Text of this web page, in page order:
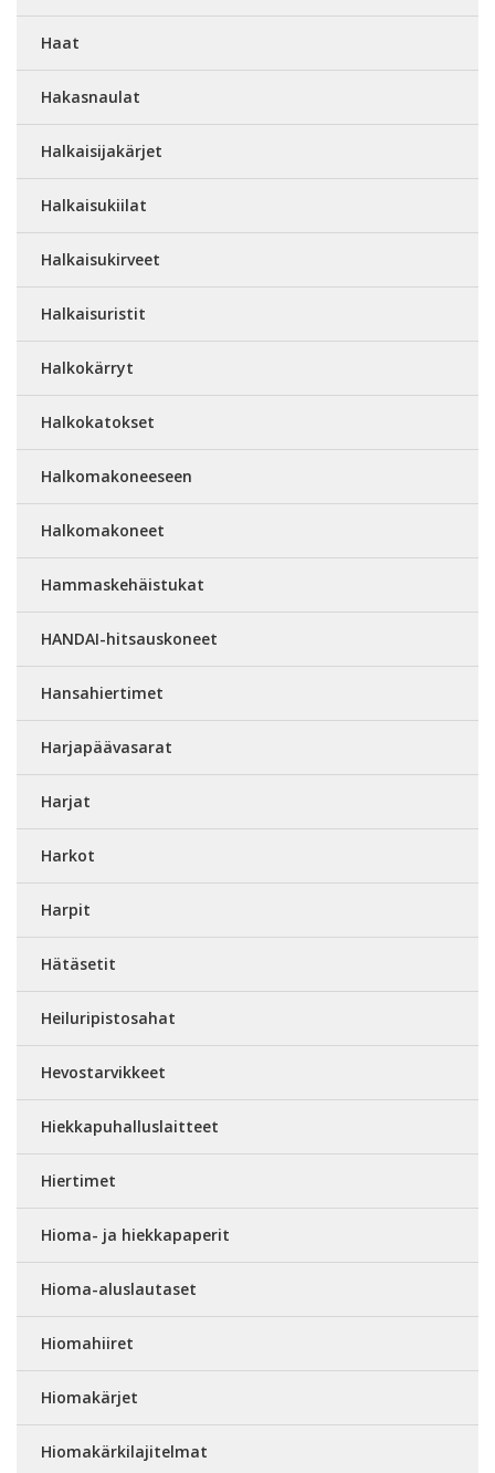
Haat
Hakasnaulat
Halkaisijakärjet
Halkaisukiilat
Halkaisukirveet
Halkaisuristit
Halkokärryt
Halkokatokset
Halkomakoneeseen
Halkomakoneet
Hammaskehäistukat
HANDAI-hitsauskoneet
Hansahiertimet
Harjapäävasarat
Harjat
Harkot
Harpit
Hätäsetit
Heiluripistosahat
Hevostarvikkeet
Hiekkapuhalluslaitteet
Hiertimet
Hioma- ja hiekkapaperit
Hioma-aluslautaset
Hiomahiiret
Hiomakärjet
Hiomakärkilajitelmat